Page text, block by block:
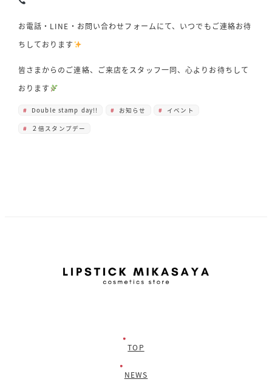
お電話・LINE・お問い合わせフォームにて、いつでもご連絡お待
ちしております
皆さまからのご連絡、ご来店をスタッフ一同、心よりお待ちして
おります
Double stamp day!! お知らせ イベント
２倍スタンプデー
TOP
NEWS